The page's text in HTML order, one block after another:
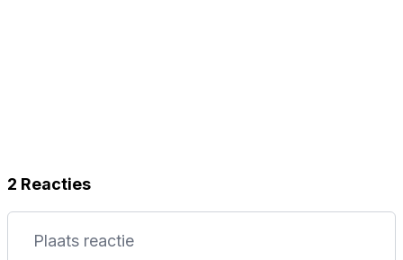
2 Reacties